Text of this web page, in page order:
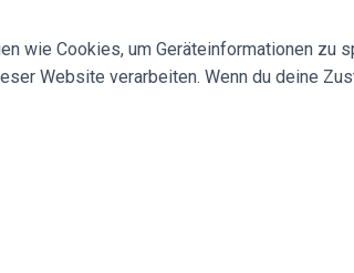
wie Cookies, um Geräteinformationen
Website verarbeiten. Wenn du deine